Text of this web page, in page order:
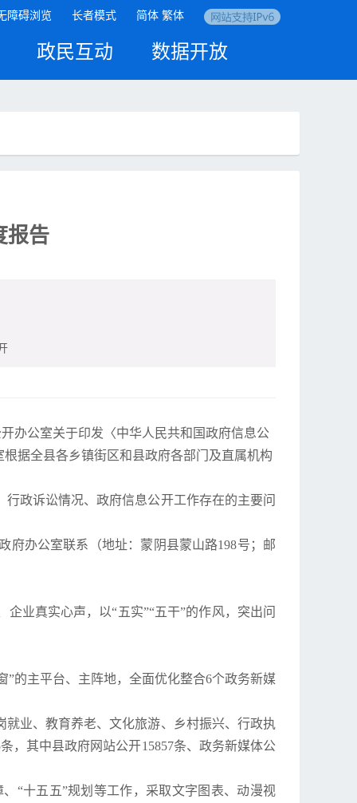
政民互动 数据开放
障碍浏览 长者模式 简体 繁体
报告
办公室关于印发〈中华人民共和国政府信息公
据全县各乡镇街区和县政府各部门及直属机构
政诉讼情况、政府信息公开工作存在的主要问
府办公室联系（地址：蒙阴县蒙山路198号；邮
业真实心声，以“五实”“五干”的作风，突出问
的主平台、主阵地，全面优化整合6个政务新媒
业、教育养老、文化旅游、乡村振兴、行政执
，其中县政府网站公开15857条、政务新媒体公
“十五五”规划等工作，采取文字图表、动漫视